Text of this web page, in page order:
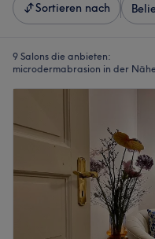
Sortieren nach
9 Salons die anbieten:
microdermabrasion in der